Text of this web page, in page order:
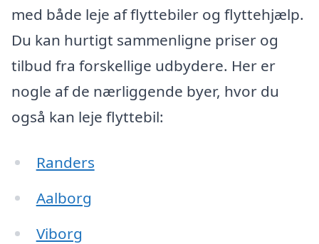
med både leje af flyttebiler og flyttehjælp.
Du kan hurtigt sammenligne priser og
tilbud fra forskellige udbydere. Her er
nogle af de nærliggende byer, hvor du
også kan leje flyttebil:
Randers
Aalborg
Viborg